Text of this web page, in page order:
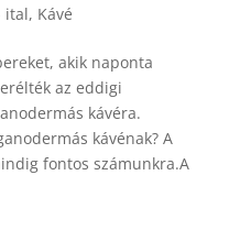
ital, Kávé
akik naponta
az eddigi
kávéra.
kávénak? A
fontos számunkra.A